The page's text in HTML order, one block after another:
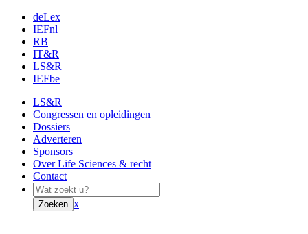
deLex
IEFnl
RB
IT&R
LS&R
IEFbe
LS&R
Congressen en opleidingen
Dossiers
Adverteren
Sponsors
Over Life Sciences & recht
Contact
Zoeken x